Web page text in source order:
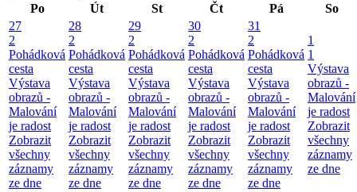
Po
Út St Čt Pá
So
27
2
Pohádková
cesta
Výstava
obrazů -
Malování
je radost
Zobrazit
všechny
záznamy
ze dne
28
2
Pohádková
cesta
Výstava
obrazů -
Malování
je radost
Zobrazit
všechny
záznamy
ze dne
29
2
Pohádková
cesta
Výstava
obrazů -
Malování
je radost
Zobrazit
všechny
záznamy
ze dne
30
2
Pohádková
cesta
Výstava
obrazů -
Malování
je radost
Zobrazit
všechny
záznamy
ze dne
31
2
Pohádková
cesta
Výstava
obrazů -
Malování
je radost
Zobrazit
všechny
záznamy
ze dne
1
1
Výstava
obrazů -
Malování
je radost
Zobrazit
všechny
záznamy
ze dne